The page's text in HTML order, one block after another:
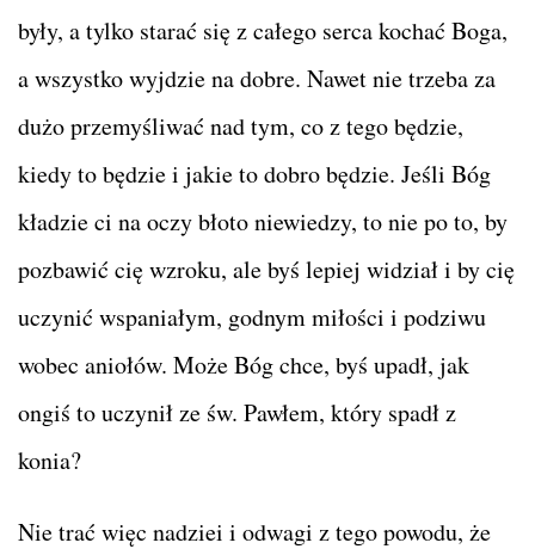
były, a tylko starać się z całego serca kochać Boga,
a wszystko wyjdzie na dobre. Nawet nie trzeba za
dużo przemyśliwać nad tym, co z tego będzie,
kiedy to będzie i jakie to dobro będzie. Jeśli Bóg
kładzie ci na oczy błoto niewiedzy, to nie po to, by
pozbawić cię wzroku, ale byś lepiej widział i by cię
uczynić wspaniałym, godnym miłości i podziwu
wobec aniołów. Może Bóg chce, byś upadł, jak
ongiś to uczynił ze św. Pawłem, który spadł z
konia?
Nie trać więc nadziei i odwagi z tego powodu, że